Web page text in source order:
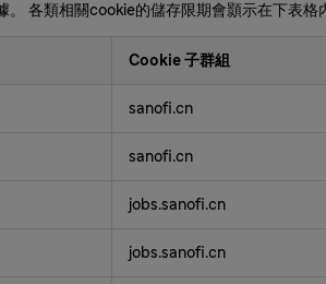
各類相關cookie的儲存限期會顥示在下表
Cookie 子群組
sanofi.cn
sanofi.cn
jobs.sanofi.cn
jobs.sanofi.cn